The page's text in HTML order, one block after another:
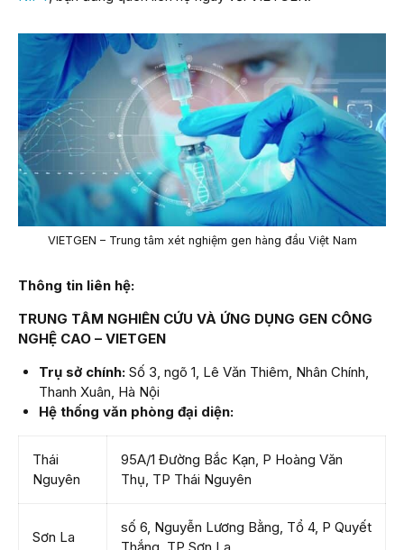
VIETGEN – Trung tâm xét nghiệm gen hàng đầu Việt Nam
Thông tin liên hệ:
TRUNG TÂM NGHIÊN CỨU VÀ ỨNG DỤNG GEN CÔNG
NGHỆ CAO – VIETGEN
Trụ sở chính:Số 3, ngõ 1, Lê Văn Thiêm, Nhân Chính,
Thanh Xuân, Hà Nội
Hệ thống văn phòng đại diện:
Thái
Nguyên
95A/1 Đường Bắc Kạn, P Hoàng Văn
Thụ, TP Thái Nguyên
Sơn La
số 6, Nguyễn Lương Bằng, Tổ 4, P Quyết